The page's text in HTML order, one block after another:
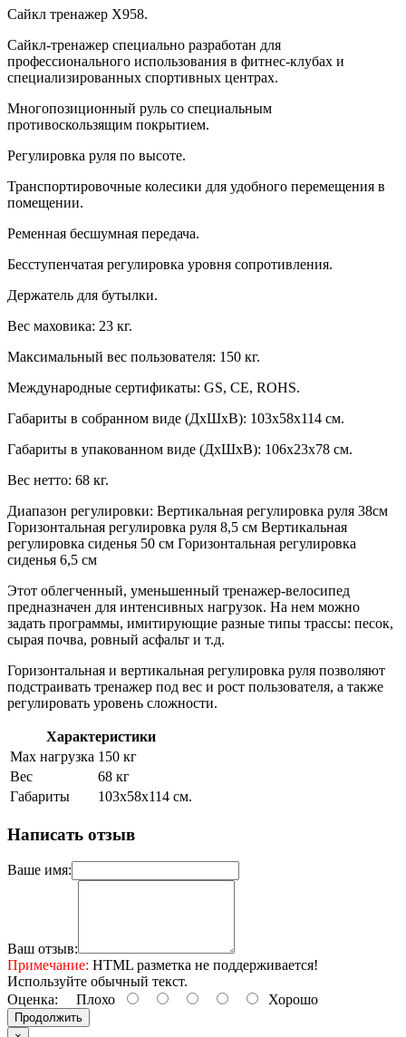
Сайкл тренажер X958.
Сайкл-тренажер специально разработан для
профессионального использования в фитнес-клубах и
специализированных спортивных центрах.
Многопозиционный руль со специальным
противоскользящим покрытием.
Регулировка руля по высоте.
Транспортировочные колесики для удобного перемещения в
помещении.
Ременная бесшумная передача.
Бесступенчатая регулировка уровня сопротивления.
Держатель для бутылки.
Вес маховика: 23 кг.
Максимальный вес пользователя: 150 кг.
Международные сертификаты: GS, CE, ROHS.
Габариты в собранном виде (ДхШхВ): 103х58х114 см.
Габариты в упакованном виде (ДхШхВ): 106х23х78 см.
Вес нетто: 68 кг.
Диапазон регулировки: Вертикальная регулировка руля 38см
Горизонтальная регулировка руля 8,5 см Вертикальная
регулировка сиденья 50 см Горизонтальная регулировка
сиденья 6,5 см
Этот облегченный, уменьшенный тренажер-велосипед
предназначен для интенсивных нагрузок. На нем можно
задать программы, имитирующие разные типы трассы: песок,
сырая почва, ровный асфальт и т.д.
Горизонтальная и вертикальная регулировка руля позволяют
подстраивать тренажер под вес и рост пользователя, а также
регулировать уровень сложности.
Характеристики
Max нагрузка 150 кг
Вес
68 кг
Габариты
103х58х114 см.
Написать отзыв
Ваше имя:
Ваш отзыв:
Примечание: HTML разметка не поддерживается!
Используйте обычный текст.
Оценка: Плохо Хорошо
Продолжить